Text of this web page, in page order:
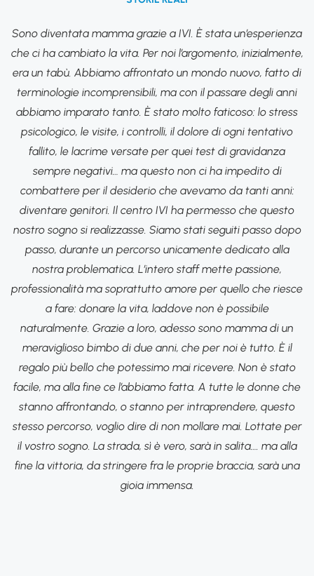
Sono diventata mamma grazie a IVI. È stata un’esperienza
che ci ha cambiato la vita. Per noi l’argomento, inizialmente,
era un tabù. Abbiamo affrontato un mondo nuovo, fatto di
terminologie incomprensibili, ma con il passare degli anni
abbiamo imparato tanto. È stato molto faticoso: lo stress
psicologico, le visite, i controlli, il dolore di ogni tentativo
fallito, le lacrime versate per quei test di gravidanza
sempre negativi… ma questo non ci ha impedito di
combattere per il desiderio che avevamo da tanti anni:
diventare genitori. Il centro IVI ha permesso che questo
nostro sogno si realizzasse. Siamo stati seguiti passo dopo
passo, durante un percorso unicamente dedicato alla
nostra problematica. L’intero staff mette passione,
professionalità ma soprattutto amore per quello che riesce
a fare: donare la vita, laddove non è possibile
naturalmente. Grazie a loro, adesso sono mamma di un
meraviglioso bimbo di due anni, che per noi è tutto. È il
regalo più bello che potessimo mai ricevere. Non è stato
facile, ma alla fine ce l’abbiamo fatta. A tutte le donne che
stanno affrontando, o stanno per intraprendere, questo
stesso percorso, voglio dire di non mollare mai. Lottate per
il vostro sogno. La strada, sì è vero, sarà in salita…. ma alla
fine la vittoria, da stringere fra le proprie braccia, sarà una
gioia immensa.